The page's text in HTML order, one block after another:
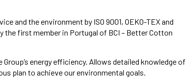
and the environment by ISO 9001, OEKO-TEX and
the first member in Portugal of BCI – Better Cotton
energy efficiency. Allows detailed knowledge of
plan to achieve our environmental goals.